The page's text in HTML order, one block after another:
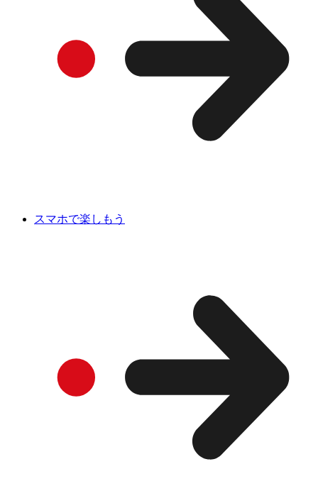
スマホで楽しもう